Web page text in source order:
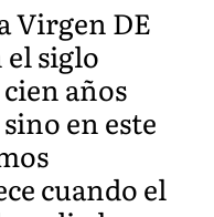
Virgen DE
el siglo
años
en este
cuando el